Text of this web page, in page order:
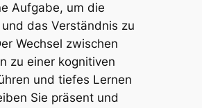
Aufgabe, um die
das Verständnis zu
Wechsel zwischen
zu einer kognitiven
und tiefes Lernen
Sie präsent und